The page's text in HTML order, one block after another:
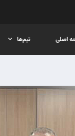
اصلی تیم‌ها